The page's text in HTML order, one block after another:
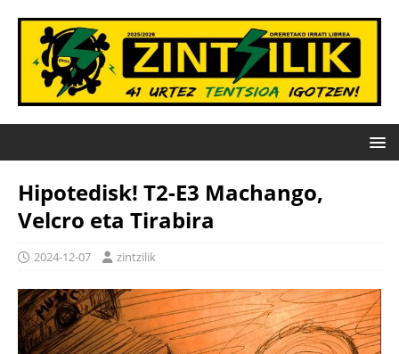
Hipotedisk! T2-E3 Machango,
Velcro eta Tirabira
2024-12-07 zintzilik